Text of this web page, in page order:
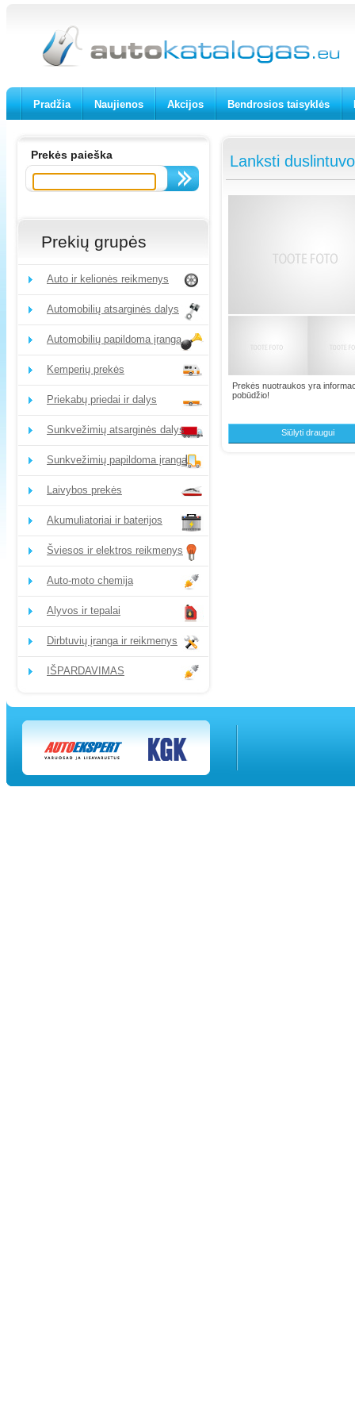
Pradžia Naujienos Akcijos Bendrosios taisyklės
Prekės paieška
Prekių grupės
Auto ir kelionės reikmenys
Automobilių atsarginės dalys
Automobilių papildoma įranga
Kemperių prekės
Priekabų priedai ir dalys
Sunkvežimių atsarginės dalys
Sunkvežimių papildoma įranga
Laivybos prekės
Akumuliatoriai ir baterijos
Šviesos ir elektros reikmenys
Auto-moto chemija
Alyvos ir tepalai
Dirbtuvių įranga ir reikmenys
IŠPARDAVIMAS
Lanksti
Prekės nuotraukos yra
pobūdžio!
Siūlyti draugui